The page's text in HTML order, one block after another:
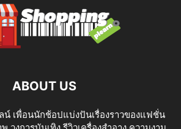
ABOUT US
เพื่อนนักช้อปแบ่งปันเรื่องราวของแฟชั่น